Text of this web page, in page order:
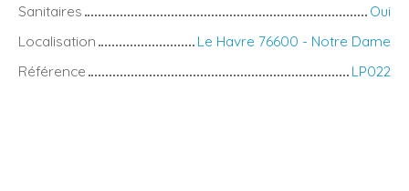
Sanitaires
Oui
Localisation
Le Havre 76600 - Notre Dame
Référence
LP022